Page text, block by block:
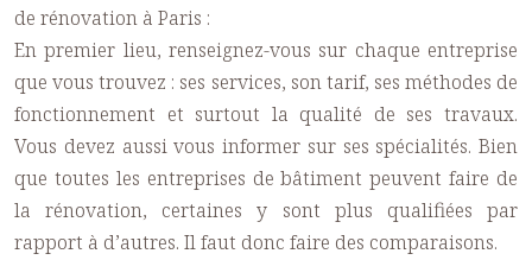
de rénovation à Paris :
En premier lieu, renseignez-vous sur chaque entreprise
que vous trouvez : ses services, son tarif, ses méthodes de
fonctionnement et surtout la qualité de ses travaux.
Vous devez aussi vous informer sur ses spécialités. Bien
que toutes les entreprises de bâtiment peuvent faire de
la rénovation, certaines y sont plus qualifiées par
rapport à d’autres. Il faut donc faire des comparaisons.